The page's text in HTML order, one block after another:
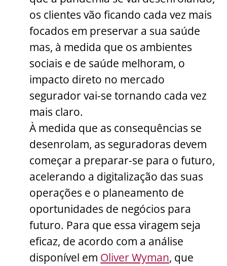
os clientes vão ficando cada vez mais
focados em preservar a sua saúde
mas, à medida que os ambientes
sociais e de saúde melhoram, o
impacto direto no mercado
segurador vai-se tornando cada vez
mais claro.
À medida que as consequências se
desenrolam, as seguradoras devem
começar a preparar-se para o futuro,
acelerando a digitalização das suas
operações e o planeamento de
oportunidades de negócios para
futuro. Para que essa viragem seja
eficaz, de acordo com a análise
disponível em Oliver Wyman, que